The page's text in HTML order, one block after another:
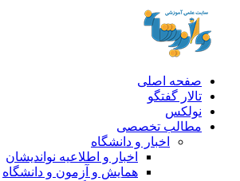
صفحه اصلی
تالار گفتگو
نولکس
مطالب تخصصی
اخبار و دانشگاه
اخبار و اطلاعیه نواندیشان
همایش و آزمون و دانشگاه